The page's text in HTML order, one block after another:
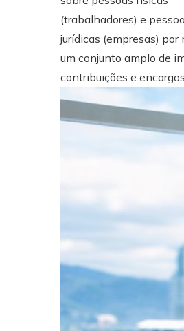
(trabalhadores) e
jurídicas (empresas) por
um conjunto amplo de
contribuições e encargos